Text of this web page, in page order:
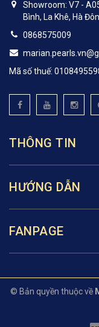
Showroom: V7 -
Bình, La Khê, Hà
0868575009
Mã số thuế:
THÔNG TIN
HƯỚNG DẪN
FANPAGE
© Bản quyền thuộc về